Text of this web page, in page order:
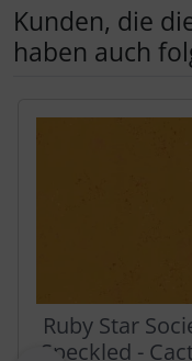
Kunden, die
haben auch
Ruby Star
Speckled -